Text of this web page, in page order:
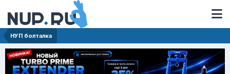
НУП болталка